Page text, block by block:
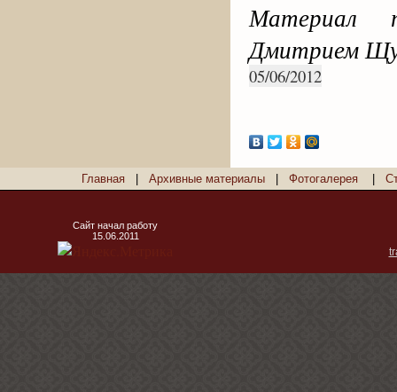
Материал
Дмитрием
05/06/2012
Главная Архивные материалы Фотогалерея
Сайт начал работу
15.06.2011